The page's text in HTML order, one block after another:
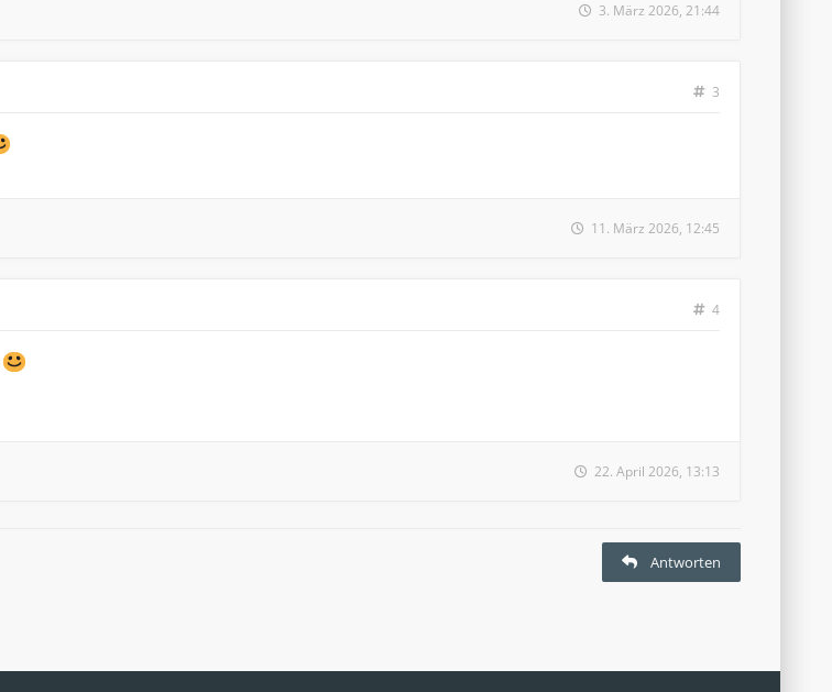
3. März 2026, 21:44
3
11. März 2026, 12:45
4
22. April 2026, 13:13
Antworten